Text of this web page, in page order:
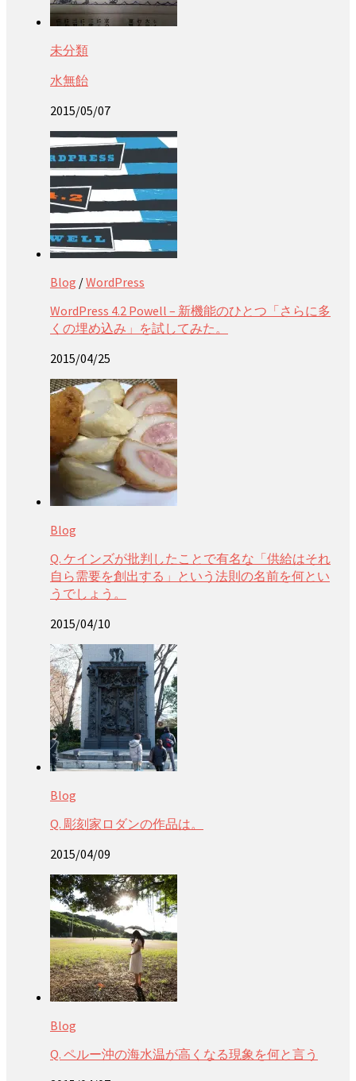
未分類
水無飴
2015/05/07
Blog /WordPress
WordPress 4.2 Powell – 新機能のひとつ「さらに多
くの埋め込み」を試してみた。
2015/04/25
Blog
Q. ケインズが批判したことで有名な「供給はそれ
自ら需要を創出する」という法則の名前を何とい
うでしょう。
2015/04/10
Blog
Q. 彫刻家ロダンの作品は。
2015/04/09
Blog
Q. ペルー沖の海水温が高くなる現象を何と言う